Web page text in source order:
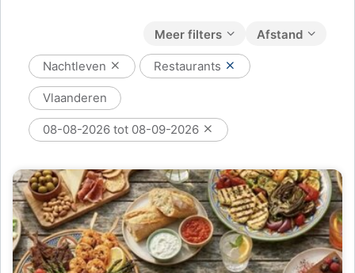
Afstand
Meer filters
Nachtleven Restaurants
Vlaanderen
08-08-2026 tot 08-09-2026